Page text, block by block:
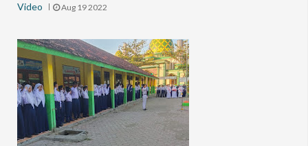
Video
Aug 19 2022